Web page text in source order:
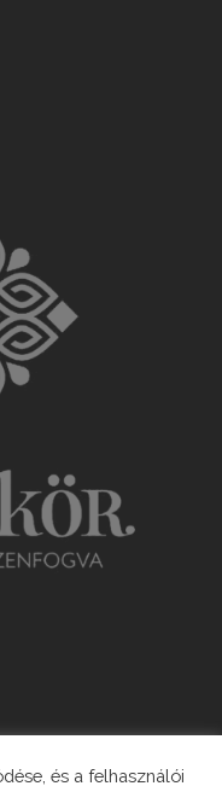
és a felhasználói